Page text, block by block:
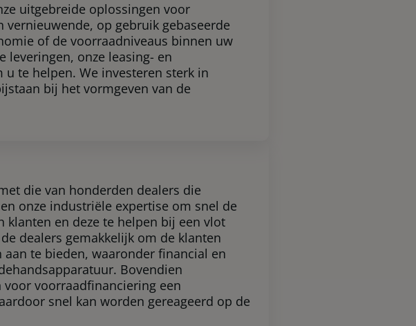
uitgebreide oplossingen voor
op gebruik gebaseerde
of de voorraadniveaus binnen uw
onze leasing- en
te helpen. We investeren sterk in
bij het vormgeven van de
die van honderden dealers die
onze industriële expertise om snel de
en deze te helpen bij een vlot
dealers gemakkelijk om de klanten
te bieden, waaronder financial en
Bovendien
voorraadfinanciering een
snel kan worden gereageerd op de